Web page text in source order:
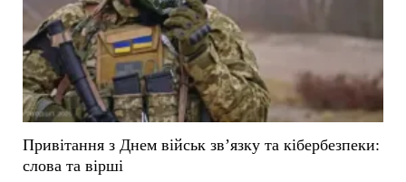
Привітання з Днем військ зв’язку та кібербезпеки:
слова та вірші